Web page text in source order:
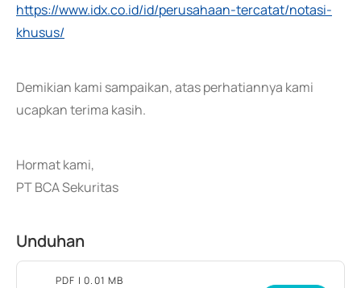
https://www.idx.co.id/id/perusahaan-tercatat/notasi-
khusus/
Demikian kami sampaikan, atas perhatiannya kami
ucapkan terima kasih.
Hormat kami,
PT BCA Sekuritas
Unduhan
PDF | 0.01 MB